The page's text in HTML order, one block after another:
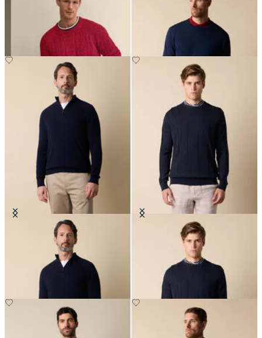
Maglia demi-zippée en Coton-
cachemire à côtes anglaises
Pull col rond en Coton-Lin